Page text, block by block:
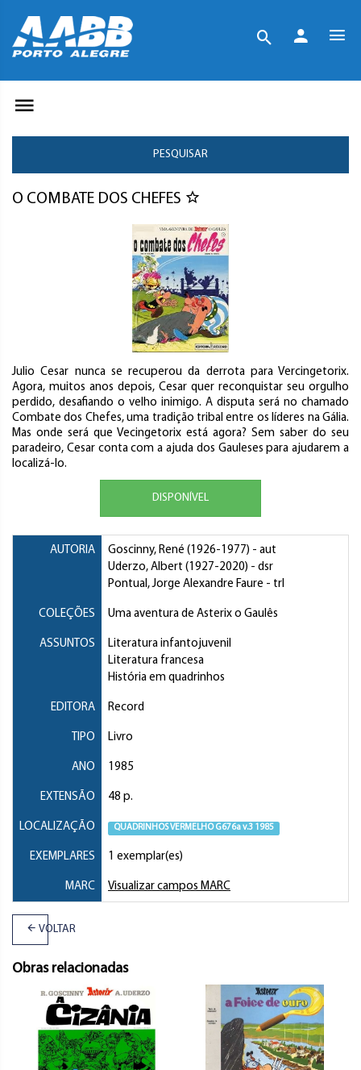
PESQUISAR
O COMBATE DOS CHEFES
Julio Cesar nunca se recuperou da derrota para Vercingetorix.
Agora, muitos anos depois, Cesar quer reconquistar seu orgulho
perdido, desafiando o velho inimigo. A disputa será no chamado
Combate dos Chefes, uma tradição tribal entre os líderes na Gália.
Mas onde será que Vecingetorix está agora? Sem saber do seu
paradeiro, Cesar conta com a ajuda dos Gauleses para ajudarem a
localizá-lo.
DISPONÍVEL
AUTORIA Goscinny, René (1926-1977) - aut
Uderzo, Albert (1927-2020) - dsr
Pontual, Jorge Alexandre Faure - trl
COLEÇÕES Uma aventura de Asterix o Gaulês
ASSUNTOS
Literatura infantojuvenil
Literatura francesa
História em quadrinhos
EDITORA Record
TIPO Livro
ANO 1985
EXTENSÃO 48 p.
LOCALIZAÇÃO QUADRINHOS VERMELHO G676a v.3 1985
EXEMPLARES 1 exemplar(es)
MARC Visualizar campos MARC
VOLTAR
Obras relacionadas